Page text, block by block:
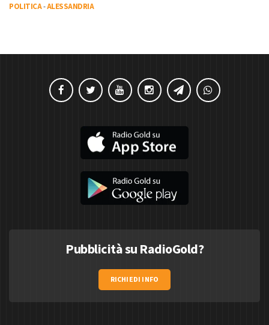
POLITICA-ALESSANDRIA
Pubblicità su RadioGold?
RICHIEDI INFO